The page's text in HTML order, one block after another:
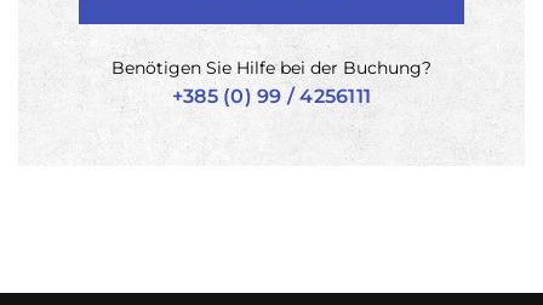
Benötigen Sie Hilfe bei der Buchung?
+385 (0) 99 / 4256111